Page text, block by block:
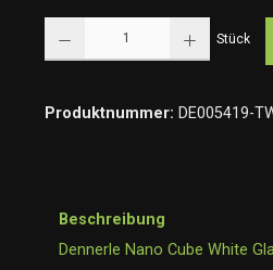
Stück
Produktnummer: DE005419-
Beschreibung
Dennerle Nano Cube White